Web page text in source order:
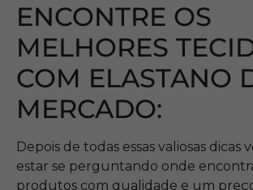
ENCONTRE OS
MELHORES
COM ELASTANO
MERCADO:
Depois de todas essas valiosas dicas
estar se perguntando onde
produtos com qualidade e um